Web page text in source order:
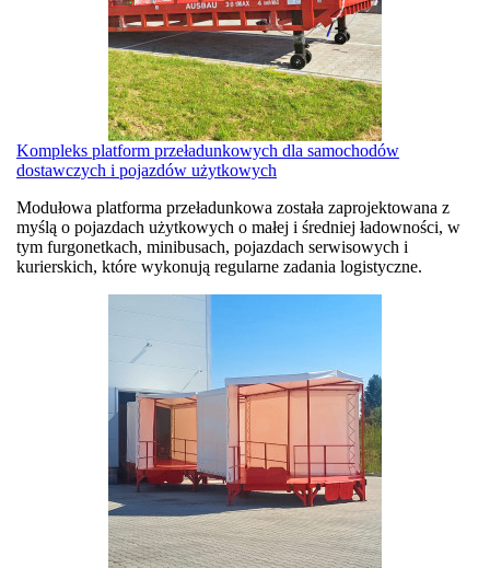
Kompleks platform przeładunkowych dla samochodów
dostawczych i pojazdów użytkowych
Modułowa platforma przeładunkowa została zaprojektowana z
myślą o pojazdach użytkowych o małej i średniej ładowności, w
tym furgonetkach, minibusach, pojazdach serwisowych i
kurierskich, które wykonują regularne zadania logistyczne.